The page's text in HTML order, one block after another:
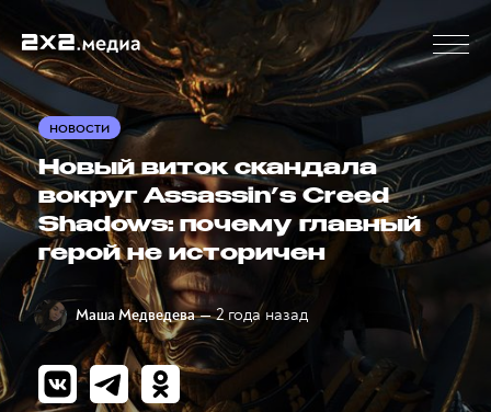
НОВОСТИ
Новый виток скандала
вокруг Assassin’s Creed
Shadows: почему главный
герой не историчен
Маша Медведева — 2 года назад